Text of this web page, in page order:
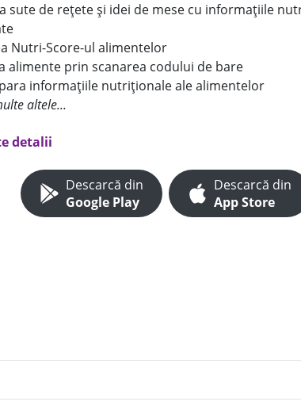
sute de rețete și idei de mese cu informațiile
Nutri-Score-ul alimentelor
alimente prin scanarea codului de bare
informațiile nutriționale ale alimentelor
altele...
detalii
Descarcă din
Google Play
Descarcă din
App Store